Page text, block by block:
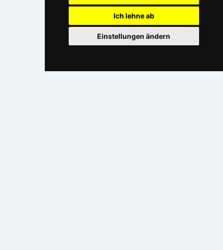
Ich lehne ab
Einstellungen ändern